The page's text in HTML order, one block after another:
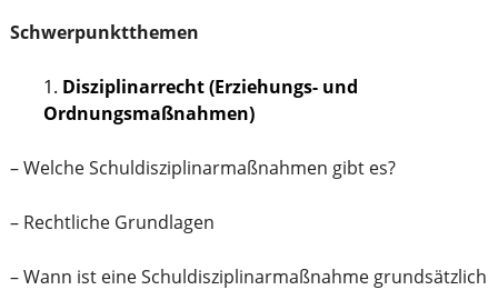
Schwerpunktthemen
Disziplinarrecht (Erziehungs- und
Ordnungsmaßnahmen)
– Welche Schuldisziplinarmaßnahmen gibt es?
– Rechtliche Grundlagen
– Wann ist eine Schuldisziplinarmaßnahme grundsätzlich